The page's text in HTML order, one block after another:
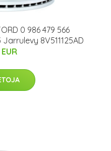
0 986 479 566
Jarrulevy 8V511125AD